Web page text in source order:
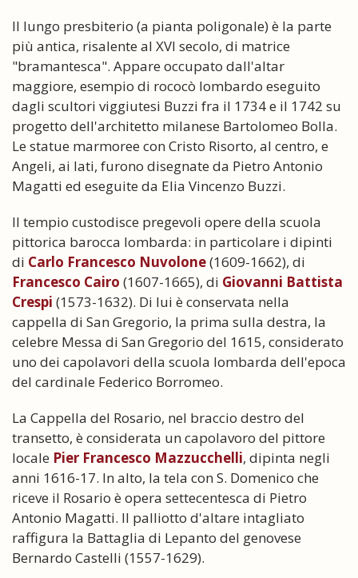
Il lungo presbiterio (a pianta poligonale) è la parte
più antica, risalente al XVI secolo, di matrice
"bramantesca". Appare occupato dall'altar
maggiore, esempio di rococò lombardo eseguito
dagli scultori viggiutesi Buzzi fra il 1734 e il 1742 su
progetto dell'architetto milanese Bartolomeo Bolla.
Le statue marmoree con Cristo Risorto, al centro, e
Angeli, ai lati, furono disegnate da Pietro Antonio
Magatti ed eseguite da Elia Vincenzo Buzzi.
Il tempio custodisce pregevoli opere della scuola
pittorica barocca lombarda: in particolare i dipinti
di Carlo Francesco Nuvolone(1609-1662), di
Francesco Cairo (1607-1665), di Giovanni Battista
Crespi (1573-1632). Di lui è conservata nella
cappella di San Gregorio, la prima sulla destra, la
celebre Messa di San Gregorio del 1615, considerato
uno dei capolavori della scuola lombarda dell'epoca
del cardinale Federico Borromeo.
La Cappella del Rosario, nel braccio destro del
transetto, è considerata un capolavoro del pittore
locale Pier Francesco Mazzucchelli, dipinta negli
anni 1616-17. In alto, la tela con S. Domenico che
riceve il Rosario è opera settecentesca di Pietro
Antonio Magatti. Il palliotto d'altare intagliato
raffigura la Battaglia di Lepanto del genovese
Bernardo Castelli (1557-1629).